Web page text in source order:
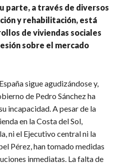
parte, a través de diversos
y rehabilitación, está
de viviendas sociales
sobre el mercado
sigue agudizándose y,
de Pedro Sánchez ha
incapacidad. A pesar de la
en la Costa del Sol,
ni el Ejecutivo central ni la
Pérez, han tomado medidas
inmediatas. La falta de